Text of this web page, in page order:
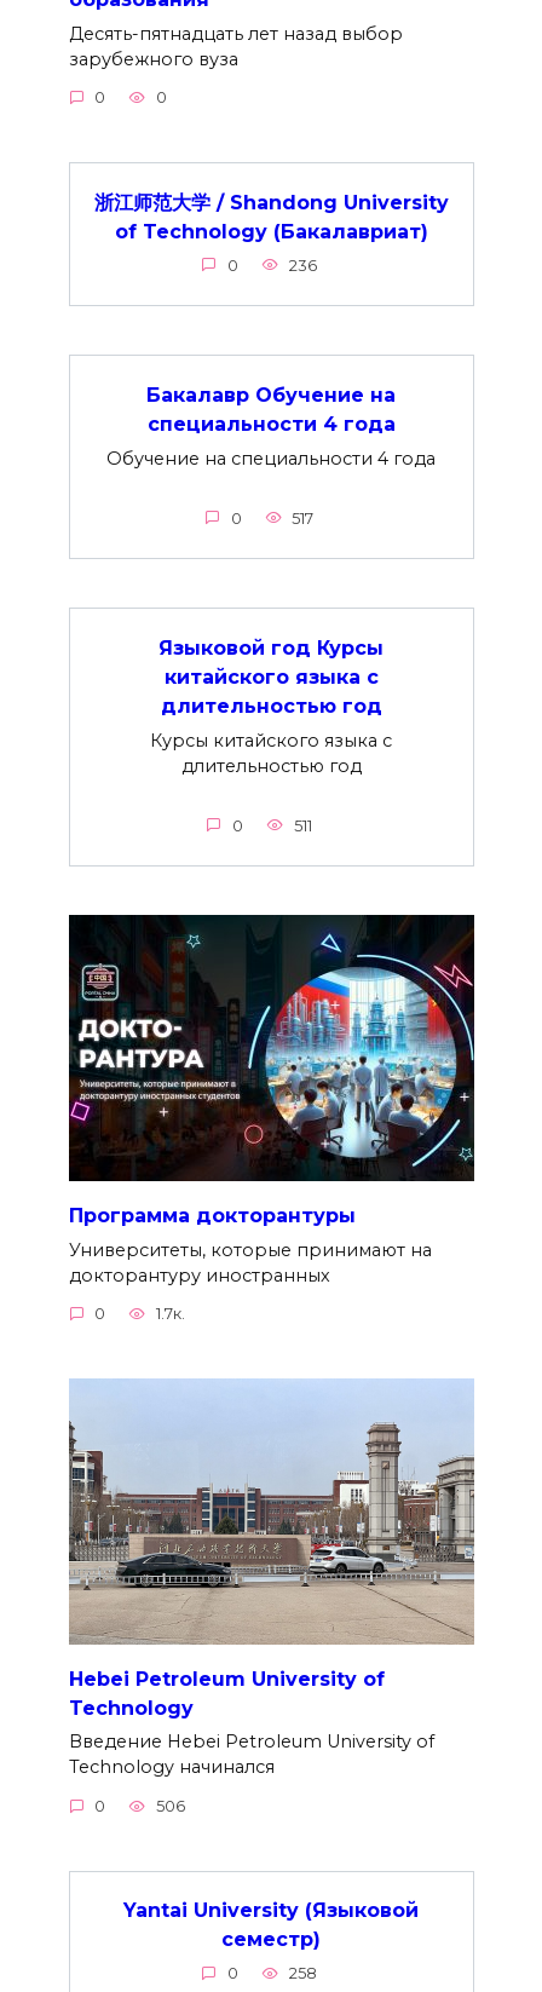
Десять-пятнадцать лет назад выбор
зарубежного вуза
0 0
浙江师范大学 / Shandong University
of Technology (Бакалавриат)
0 236
Бакалавр Обучение на
специальности 4 года
Обучение на специальности 4 года
0 517
Языковой год Курсы
китайского языка с
длительностью год
Курсы китайского языка с
длительностью год
0 511
Программа докторантуры
Университеты, которые принимают на
докторантуру иностранных
0 1.7к.
Hebei Petroleum University of
Technology
Введение Hebei Petroleum University of
Technology начинался
0 506
Yantai University (Языковой
семестр)
0 258